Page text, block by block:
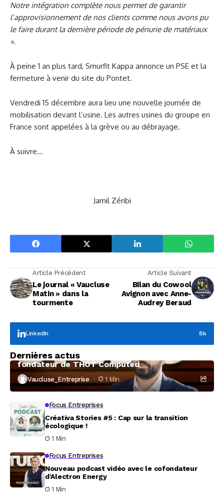
Notre intégration complète nous permet de garantir
l’approvisionnement de nos clients comme nous avons pu
le faire durant la dernière période de pénurie de matériaux
».
À peine 1 an plus tard, Smurfit Kappa annonce un PSE et la
fermeture à venir du site du Pontet.
Vendredi 15 décembre aura lieu une nouvelle journée de
mobilisation devant l’usine. Les autres usines du groupe en
France sont appelées à la grève ou au débrayage.
À suivre…
Jamil Zéribi
Article Précédent
Le journal « Vaucluse
Matin » dans la
tourmente
Article Suivant
Bilan du Cowool
Avignon avec Anne-
Audrey Beraud
LinkedIn 8k
Dernières actus
À la rencontre de Christophe Coeffier, dirigeant
fondateur de THOT Computed
Vaucluse_Entreprise 1 Min
Focus Entreprises
Créativa Stories #5 : Cap sur la transition
écologique !
1 Min
Focus Entreprises
Nouveau podcast vidéo avec le cofondateur
d’Alectron Energy
1 Min